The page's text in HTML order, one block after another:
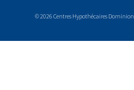
© 2026 Centres Hypothécaires Dominion